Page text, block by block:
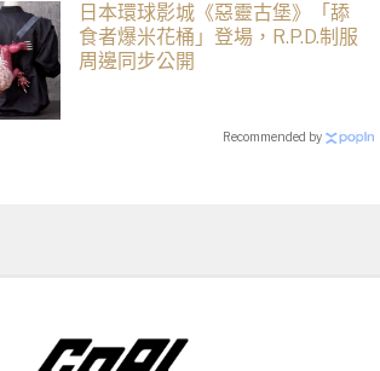
日本環球影城《惡靈古堡》「舔
食者爆米花桶」登場，R.P.D.制服
周邊同步公開
Recommended by